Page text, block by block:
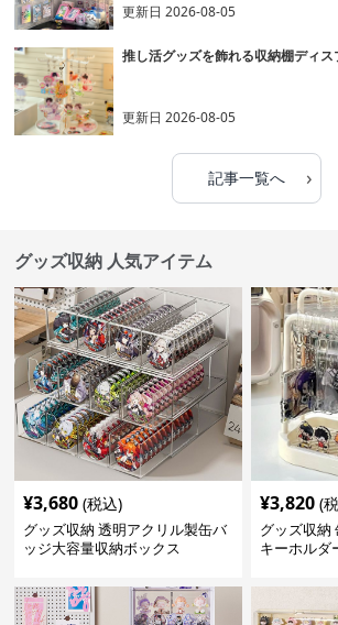
更新日2026-08-05
推し活グッズを飾れる収納棚ディ
更新日2026-08-05
記事一覧へ ›
グッズ収納 人気アイテム
¥3,680 (税込)
グッズ収納 透明アクリル製缶バ
ッジ大容量収納ボックス
¥3,820 (
グッズ収納
キーホルダ